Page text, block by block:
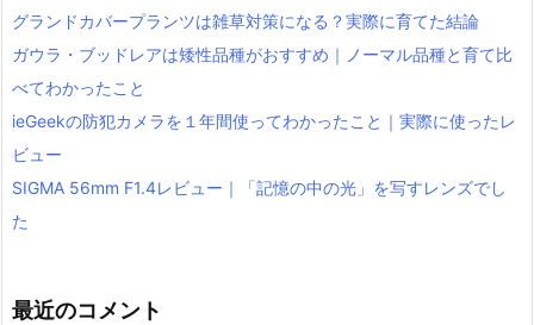
グランドカバープランツは雑草対策になる？実際に育てた結論
ガウラ・ブッドレアは矮性品種がおすすめ｜ノーマル品種と育て比
べてわかったこと
ieGeekの防犯カメラを１年間使ってわかったこと｜実際に使ったレ
ビュー
SIGMA 56mm F1.4レビュー｜「記憶の中の光」を写すレンズでし
た
最近のコメント